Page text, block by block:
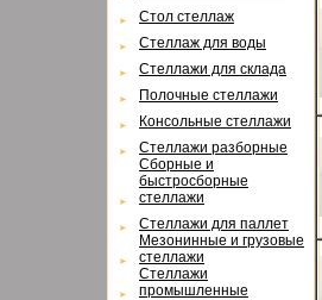
Cтол стеллаж
Cтеллаж для воды
Cтеллажи для склада
Полочные стеллажи
Консольные стеллажи
Cтеллажи разборные
Cборные и
быстросборные
стеллажи
Cтеллажи для паллет
Мезонинные и грузовые
стеллажи
Cтеллажи
промышленные